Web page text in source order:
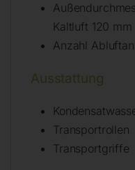
Kaltluft 120 mm
Anzahl
Ausstattung
Transportrollen
Transportgriffe